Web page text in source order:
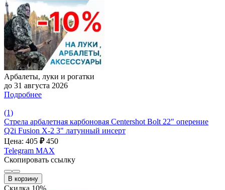
Арбалеты, луки и рогатки
до 31 августа 2026
Подробнее
(1)
Стрела арбалетная карбоновая Centershot Bolt 22" оперение
Q2i Fusion X-2 3" латунный инсерт
Цена: 405 ₽ 450
Telegram MAX
Скопировать ссылку
В корзину
Скидка 10%